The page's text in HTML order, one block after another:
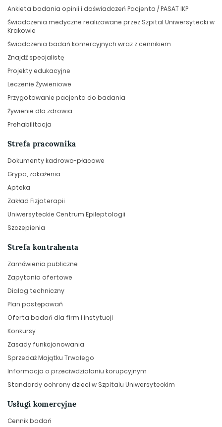
Ankieta badania opinii i doświadczeń Pacjenta / PASAT IKP
Świadczenia medyczne realizowane przez Szpital Uniwersytecki w
Krakowie
Świadczenia badań komercyjnych wraz z cennikiem
Znajdź specjalistę
Projekty edukacyjne
Leczenie Żywieniowe
Przygotowanie pacjenta do badania
Żywienie dla zdrowia
Prehabilitacja
Strefa pracownika
Dokumenty kadrowo-płacowe
Grypa, zakażenia
Apteka
Zakład Fizjoterapii
Uniwersyteckie Centrum Epileptologii
Szczepienia
Strefa kontrahenta
Zamówienia publiczne
Zapytania ofertowe
Dialog techniczny
Plan postępowań
Oferta badań dla firm i instytucji
Konkursy
Zasady funkcjonowania
Sprzedaż Majątku Trwałego
Informacja o przeciwdziałaniu korupcyjnym
Standardy ochrony dzieci w Szpitalu Uniwersyteckim
Usługi komercyjne
Cennik badań